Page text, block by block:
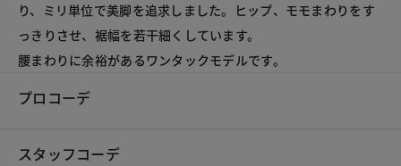
り、ミリ単位で美脚を追求しました。ヒップ、モモまわりをす
っきりさせ、裾幅を若干細くしています。
腰まわりに余裕があるワンタックモデルです。
プロコーデ
スタッフコーデ